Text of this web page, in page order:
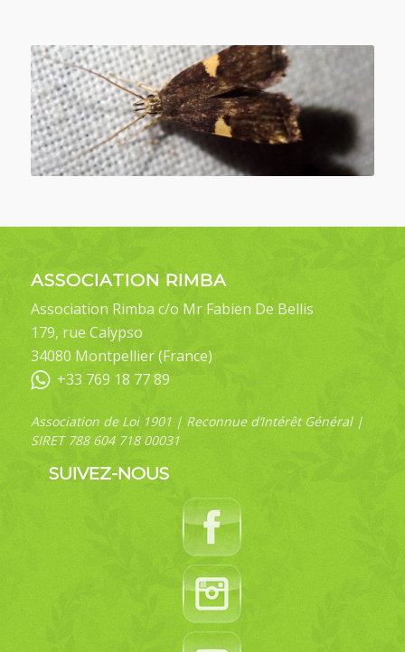
ASSOCIATION RIMBA
Association Rimba c/o Mr Fabien De Bellis
179, rue Calypso
34080 Montpellier (France)
+33 769 18 77 89
Association de Loi 1901 | Reconnue d’Intérêt Général |
SIRET 788 604 718 00031
SUIVEZ-NOUS